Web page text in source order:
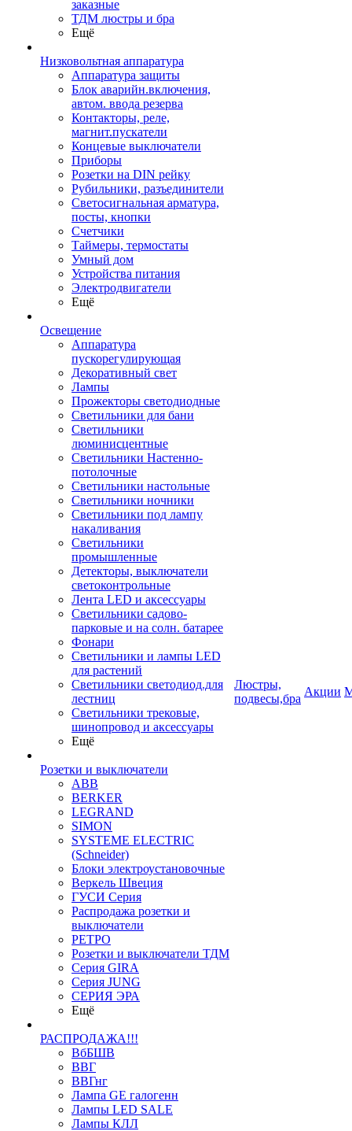
заказные
ТДМ люстры и бра
Ещё
Низковольтная аппаратура
Аппаратура защиты
Блок аварийн.включения,
автом. ввода резерва
Контакторы, реле,
магнит.пускатели
Концевые выключатели
Приборы
Розетки на DIN рейку
Рубильники, разъединители
Светосигнальная арматура,
посты, кнопки
Счетчики
Таймеры, термостаты
Умный дом
Устройства питания
Электродвигатели
Ещё
Освещение
Аппаратура
пускорегулирующая
Декоративный свет
Лампы
Прожекторы светодиодные
Светильники для бани
Светильники
люминисцентные
Светильники Настенно-
потолочные
Светильники настольные
Светильники ночники
Светильники под лампу
накаливания
Светильники
промышленные
Детекторы, выключатели
светоконтрольные
Лента LED и аксессуары
Светильники садово-
парковые и на солн. батарее
Фонари
Светильники и лампы LED
для растений
Светильники светодиод.для
лестниц
Светильники трековые,
шинопровод и аксессуары
Ещё
Розетки и выключатели
ABB
BERKER
LEGRAND
SIMON
SYSTEME ELECTRIC
(Schneider)
Блоки электроустановочные
Веркель Швеция
ГУСИ Серия
Распродажа розетки и
выключатели
РЕТРО
Розетки и выключатели ТДМ
Серия GIRA
Серия JUNG
СЕРИЯ ЭРА
Ещё
РАСПРОДАЖА!!!
ВбБШВ
ВВГ
ВВГнг
Лампа GE галогенн
Лампы LED SALE
Лампы КЛЛ
Люстры,
подвесы,бра
Акции